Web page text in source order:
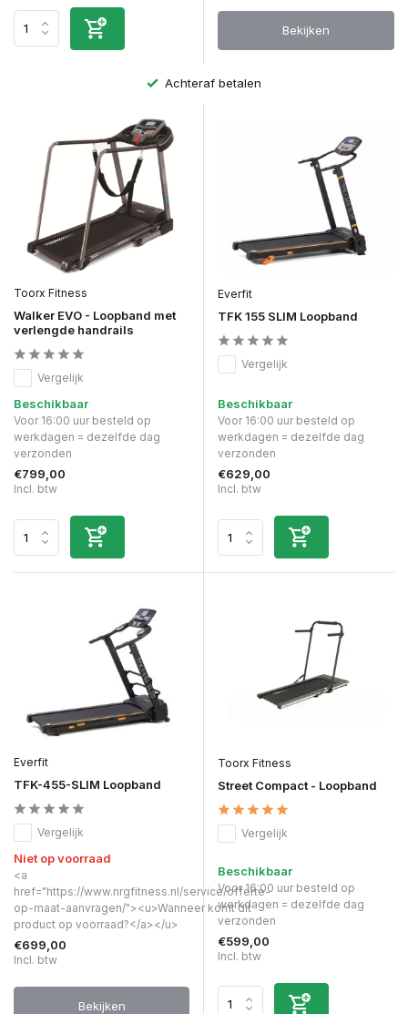
Bekijken
Achteraf betalen
Toorx Fitness
Walker EVO - Loopband met
verlengde handrails
Vergelijk
Beschikbaar
Voor 16:00 uur besteld op
werkdagen = dezelfde dag
verzonden
€799,00
Incl. btw
Everfit
TFK 155 SLIM Loopband
Vergelijk
Beschikbaar
Voor 16:00 uur besteld op
werkdagen = dezelfde dag
verzonden
€629,00
Incl. btw
Everfit
TFK-455-SLIM Loopband
Vergelijk
Niet op voorraad
<a
href="https://www.nrgfitness.nl/service/offerte-
op-maat-aanvragen/"><u>Wanneer komt dit
product op voorraad?</a></u>
€699,00
Incl. btw
Bekijken
Toorx Fitness
Street Compact - Loopband
Vergelijk
Beschikbaar
Voor 16:00 uur besteld op
werkdagen = dezelfde dag
verzonden
€599,00
Incl. btw